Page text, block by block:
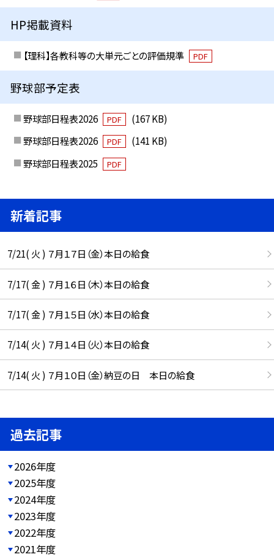
HP掲載資料
【理科】各教科等の大単元ごとの評価規準 PDF
野球部予定表
野球部日程表2026 PDF
(167 KB)
野球部日程表2026
PDF
(141 KB)
野球部日程表2025
PDF
新着記事
7/21( 火 ) ７月１７日（金）本日の給食
7/17( 金 ) ７月１６日（木）本日の給食
7/17( 金 ) ７月１５日（水）本日の給食
7/14( 火 ) ７月１４日（火）本日の給食
7/14( 火 ) ７月１０日（金）納豆の日 本日の給食
過去記事
2026年度
2025年度
2024年度
2023年度
2022年度
2021年度